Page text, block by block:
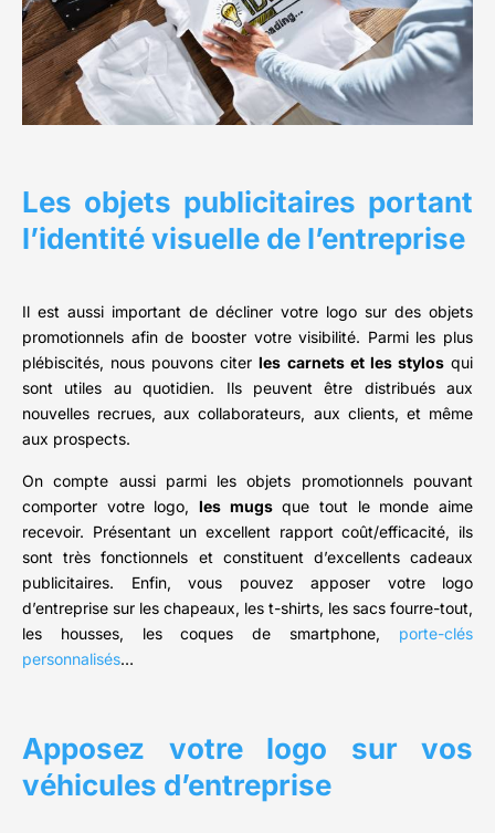
Les objets publicitaires portant
l’identité visuelle de l’entreprise
Il est aussi important de décliner votre logo sur des objets
promotionnels afin de booster votre visibilité. Parmi les plus
plébiscités, nous pouvons citerles carnets et les stylosqui
sont utiles au quotidien. Ils peuvent être distribués aux
nouvelles recrues, aux collaborateurs, aux clients, et même
aux prospects.
On compte aussi parmi les objets promotionnels pouvant
comporter votre logo, les mugsque tout le monde aime
recevoir. Présentant un excellent rapport coût/efficacité, ils
sont très fonctionnels et constituent d’excellents cadeaux
publicitaires. Enfin, vous pouvez apposer votre logo
d’entreprise sur les chapeaux, les t-shirts, les sacs fourre-tout,
les housses, les coques de smartphone, porte-clés
personnalisés…
Apposez votre logo sur vos
véhicules d’entreprise